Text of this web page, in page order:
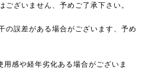
ございません、予めご了承下さい。
の誤差がある場合がございます、予め
用感や経年劣化ある場合がございま